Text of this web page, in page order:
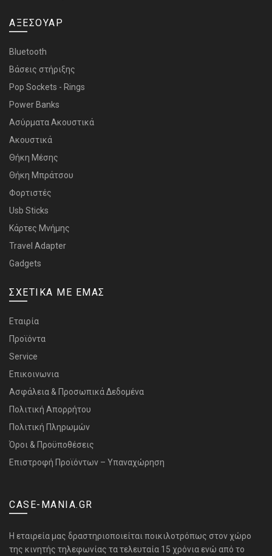
ΑΞΕΣΟΥΑΡ
Bluetooth
Bάσεις στήριξης
Pop Sockets - Rings
Power Banks
Ασύρματα Ακουστικά
Ακουστικά
Θήκη Μέσης
Θήκη Μπράτσου
Φορτιστές
Usb Sticks
Κάρτες Μνήμης
Travel Adapter
Gadgets
ΣΧΕΤΙΚΑ ΜΕ ΕΜΑΣ
Εταιρία
Προϊόντα
Service
Επικοινωνια
Ασφάλεια & Προσωπικά Δεδομένα
Πολιτική Απορρήτου
Πολιτική Πληρωμών
Όροι & Προϋποθέσεις
Επιστροφή Προϊόντων – Υπαναχώρηση
CASE-MANIA.GR
H εταιρεία μας δραστηριοποιείται ποικιλοτρόπως στον χώρο
της κινητής τηλεφωνίας τα τελευταία 15 χρόνια ενώ από το